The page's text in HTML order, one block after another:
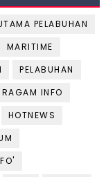
PELABUHAN
MARITIME
PELABUHAN
RAGAM INFO
HOTNEWS